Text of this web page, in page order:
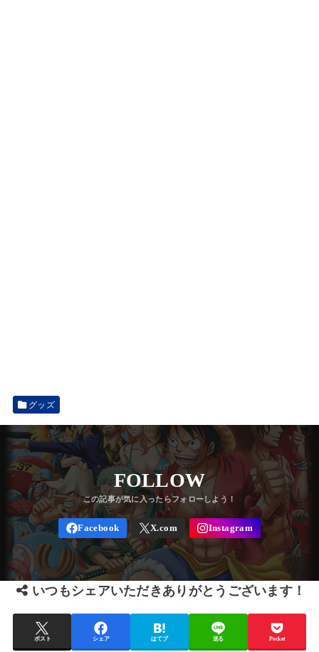
グッズ
FOLLOW
いつもシェアいただきありがとうございます！
ポスト シェア はてブ 送る Pocket